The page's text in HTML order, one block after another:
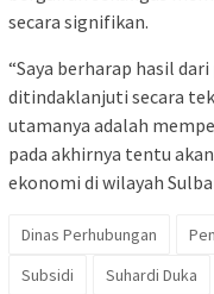
secara signifikan.
“Saya berharap hasil
ditindaklanjuti secara
utamanya adalah
pada akhirnya tentu
ekonomi di wilayah
Dinas Perhubungan
Subsidi
Suhardi Duka